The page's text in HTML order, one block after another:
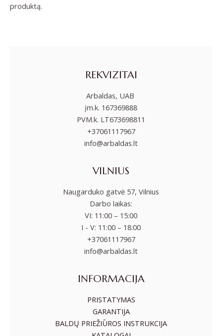
produktą.
REKVIZITAI
Arbaldas, UAB
įm.k. 167369888
PVM.k. LT673698811
+37061117967
info@arbaldas.lt
VILNIUS
Naugarduko gatvė 57, Vilnius
Darbo laikas:
VI: 11:00 – 15:00
I - V: 11:00 – 18:00
+37061117967
info@arbaldas.lt
INFORMACIJA
PRISTATYMAS
GARANTIJA
BALDŲ PRIEŽIŪROS INSTRUKCIJA